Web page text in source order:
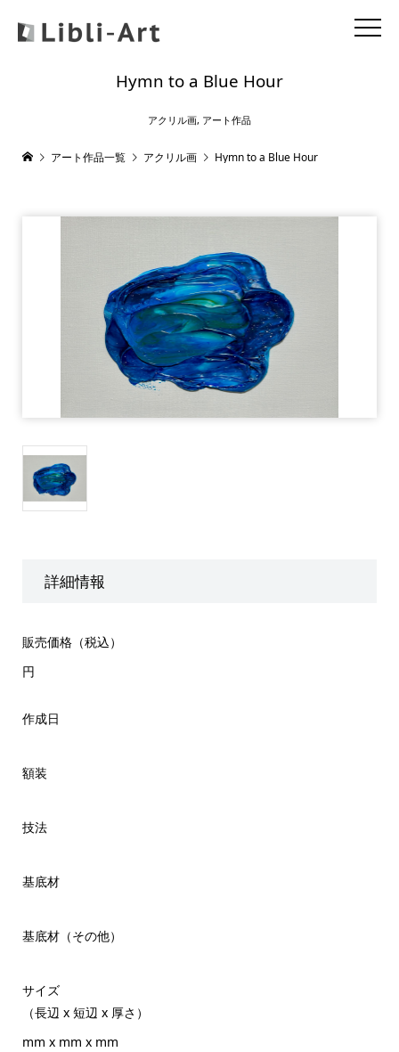
Hymn to a Blue Hour
アクリル画, アート作品
アート作品一覧 アクリル画 Hymn to a Blue Hour
詳細情報
販売価格（税込）
円
作成日
額装
技法
基底材
基底材（その他）
サイズ
（長辺 x 短辺 x 厚さ）
mm x mm x mm